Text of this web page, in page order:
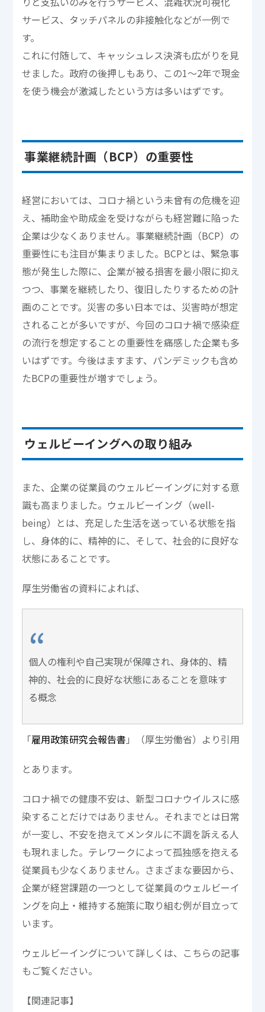
サービス、タッチパネルの非接触化などが一例で
す。
これに付随して、キャッシュレス決済も広がりを見
せました。政府の後押しもあり、この1～2年で現金
を使う機会が激減したという方は多いはずです。
事業継続計画（BCP）の重要性
経営においては、コロナ禍という未曾有の危機を迎
え、補助金や助成金を受けながらも経営難に陥った
企業は少なくありません。事業継続計画（BCP）の
重要性にも注目が集まりました。BCPとは、緊急事
態が発生した際に、企業が被る損害を最小限に抑え
つつ、事業を継続したり、復旧したりするための計
画のことです。災害の多い日本では、災害時が想定
されることが多いですが、今回のコロナ禍で感染症
の流行を想定することの重要性を痛感した企業も多
いはずです。今後はますます、パンデミックも含め
たBCPの重要性が増すでしょう。
ウェルビーイングへの取り組み
また、企業の従業員のウェルビーイングに対する意
識も高まりました。ウェルビーイング（well-
being）とは、充足した生活を送っている状態を指
し、身体的に、精神的に、そして、社会的に良好な
状態にあることです。
厚生労働省の資料によれば、
個人の権利や自己実現が保障され、身体的、精
神的、社会的に良好な状態にあることを意味す
る概念
「雇用政策研究会報告書 」（厚生労働省）より引用
とあります。
コロナ禍での健康不安は、新型コロナウイルスに感
染することだけではありません。それまでとは日常
が一変し、不安を抱えてメンタルに不調を訴える人
も現れました。テレワークによって孤独感を抱える
従業員も少なくありません。さまざまな要因から、
企業が経営課題の一つとして従業員のウェルビーイ
ングを向上・維持する施策に取り組む例が目立って
います。
ウェルビーイングについて詳しくは、こちらの記事
もご覧ください。
【関連記事】